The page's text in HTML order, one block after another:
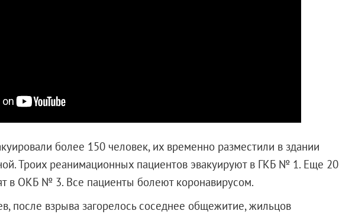
более 150 человек, их временно разместили в здании
Троих реанимационных пациентов эвакуируют в ГКБ № 1. Еще 20
в ОКБ № 3. Все пациенты болеют коронавирусом.
после взрыва загорелось соседнее общежитие, жильцов